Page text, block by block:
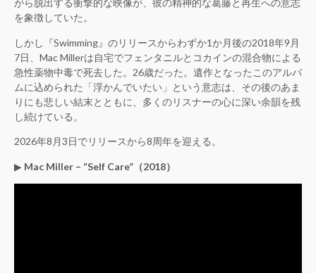
がら脱出する衝撃的な映像が、彼の精神的な葛藤と再生への意志
を象徴していた。
しかし『Swimming』のリリースからわずか1か月後の2018年9月
7日、Mac Millerは自宅でフェンタニルとコカインの混合物による
急性薬物中毒で死去した。26歳だった。遺作となったこのアルバ
ムに込められた「浮かんでいたい」という意志は、その後のあま
りにも悲しい結末とともに、多くのリスナーの心に深い余韻を残
し続けている。
2026年8月3日でリリースから8周年を迎える。
▶︎ Mac Miller – “Self Care”（2018）